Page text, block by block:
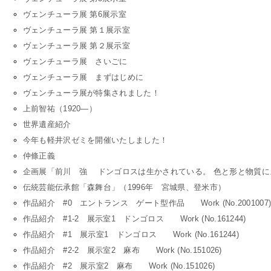
ヴェンチューラ展 第6展示室
ヴェンチューラ展 第１展示室
ヴェンチューラ展 第２展示室
ヴェンチューラ展 さいごに
ヴェンチューラ展 まずはじめに
ヴェンチューラ展が特集されました！
上前智祐（1920―）
世界遺産紹介
今年も軽井沢ゼミを開催いたしました！
仲條正義
企画展「前川 強 ドンゴロスは生かされている。 色と形と物質に
伝統芸能伝承館「森舞台」（1996年 宮城県、登米市）
作品紹介 #0 エントランス ゲート型作品 Work (No.2001007)
作品紹介 #1-2 展示室1 ドンゴロス Work (No.161244)
作品紹介 #1 展示室1 ドンゴロス Work (No.161244)
作品紹介 #2-2 展示室2 麻布 Work (No.151026)
作品紹介 #2 展示室2 麻布 Work (No.151026)